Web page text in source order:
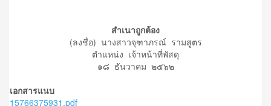
สำเนาถูกต้อง
(ลงชื่อ) นางสาวจุฑาภรณ์ รามสูตร
ตำแหน่ง เจ้าหน้าที่พัสดุ
๑๘ ธันวาคม ๒๕๖๒
เอกสารแนบ
15766375931.pdf